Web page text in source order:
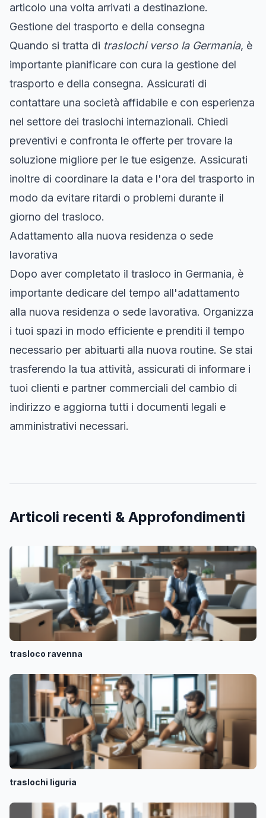
articolo una volta arrivati a destinazione.
Gestione del trasporto e della consegna
Quando si tratta di traslochi verso la Germania, è
importante pianificare con cura la gestione del
trasporto e della consegna. Assicurati di
contattare una società affidabile e con esperienza
nel settore dei traslochi internazionali. Chiedi
preventivi e confronta le offerte per trovare la
soluzione migliore per le tue esigenze. Assicurati
inoltre di coordinare la data e l'ora del trasporto in
modo da evitare ritardi o problemi durante il
giorno del trasloco.
Adattamento alla nuova residenza o sede
lavorativa
Dopo aver completato il trasloco in Germania, è
importante dedicare del tempo all'adattamento
alla nuova residenza o sede lavorativa. Organizza
i tuoi spazi in modo efficiente e prenditi il tempo
necessario per abituarti alla nuova routine. Se stai
trasferendo la tua attività, assicurati di informare i
tuoi clienti e partner commerciali del cambio di
indirizzo e aggiorna tutti i documenti legali e
amministrativi necessari.
Articoli recenti & Approfondimenti
trasloco ravenna
traslochi liguria